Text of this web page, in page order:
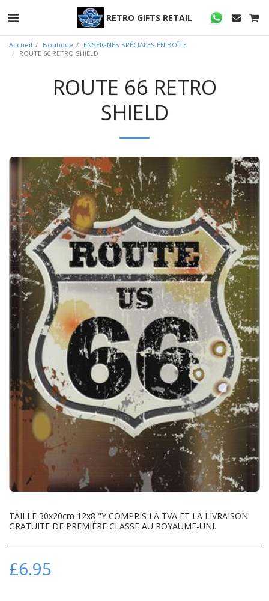
RETRO GIFTS RETAIL
Accueil Boutique
ENSEIGNES SPÉCIALES EN BOÎTE
ROUTE 66 RETRO SHIELD
ROUTE 66 RETRO
SHIELD
TAILLE 30x20cm 12x8 "Y COMPRIS LA TVA ET LA LIVRAISON
GRATUITE DE PREMIÈRE CLASSE AU ROYAUME-UNI.
£6.95